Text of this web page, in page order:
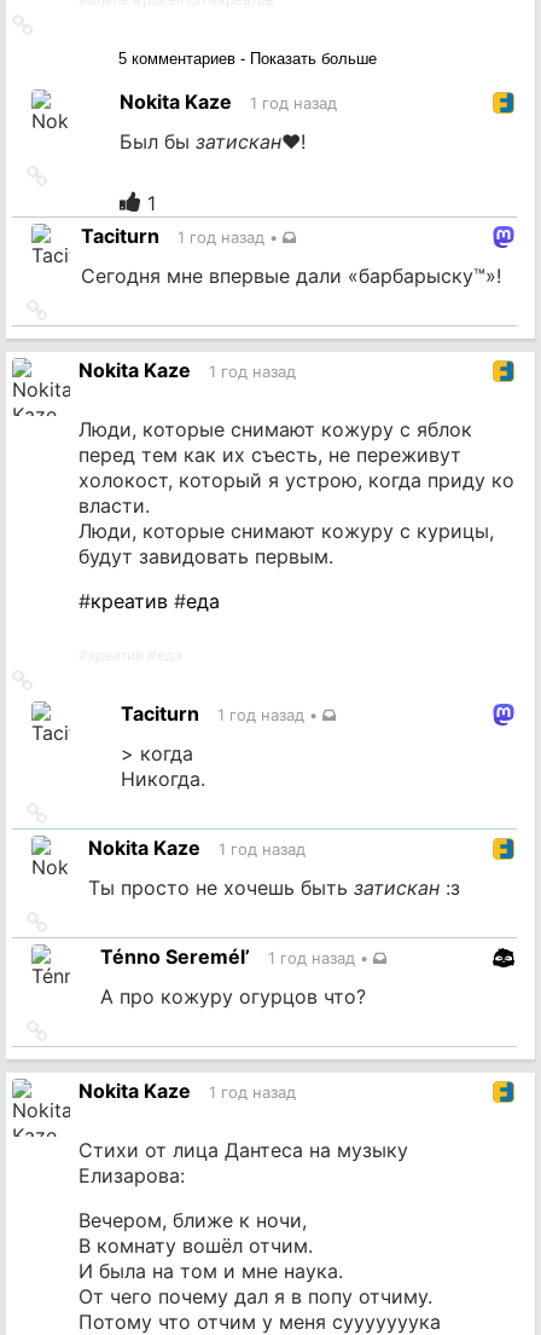
5 комментариев - Показать больше
Nokita Kaze 1 год назад
Был бы затискан♥!
источник
1
Taciturn
1 год назад •
Сегодня мне впервые дали «барбарыску™»!
на
источник
Nokita Kaze 1 год назад
Люди, которые снимают кожуру с яблок
перед тем как их съесть, не переживут
холокост, который я устрою, когда приду ко
власти.
Люди, которые снимают кожуру с курицы,
будут завидовать первым.
#креатив #еда
на
источник
Taciturn 1 год назад •
> когда
Никогда.
на
источникNokita Kaze 1 год назад
Ты просто не хочешь быть затискан :з
на
источникTénno Seremél’ 1 год назад •
А про кожуру огурцов что?
на
источник
Nokita Kaze 1 год назад
Стихи от лица Дантеса на музыку
Елизарова:
Вечером, ближе к ночи,
В комнату вошёл отчим.
И была на том и мне наука.
От чего почему дал я в попу отчиму.
Потому что отчим у меня сууууууука